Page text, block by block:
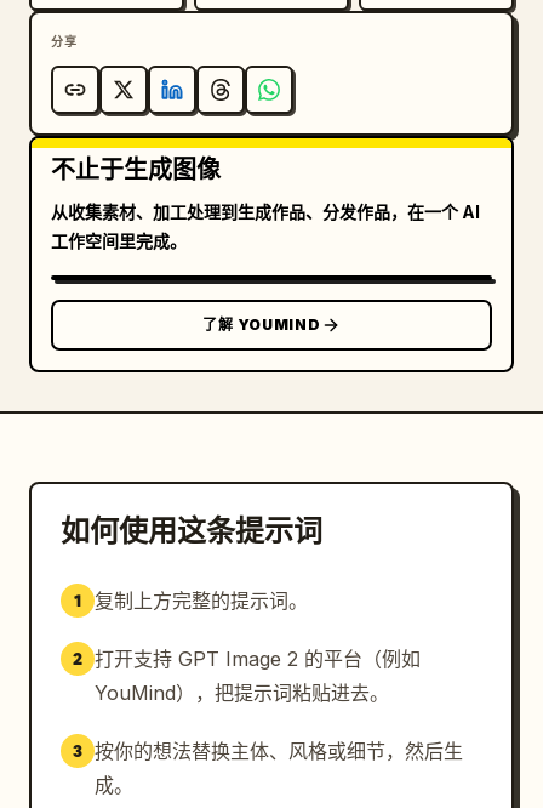
分享
不止于生成图像
从收集素材、加工处理到生成作品、分发作品，在一个 AI
工作空间里完成。
了解 YOUMIND
如何使用这条提示词
1 复制上方完整的提示词。
2 打开支持 GPT Image 2 的平台（例如
YouMind），把提示词粘贴进去。
3 按你的想法替换主体、风格或细节，然后生
成。